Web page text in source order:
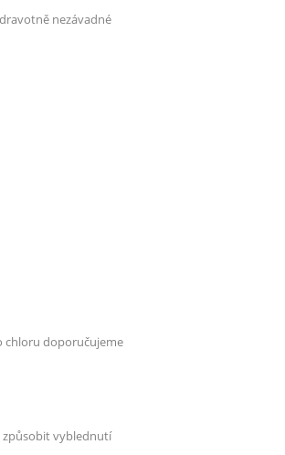
nezávadné
chloru doporučujeme
způsobit vyblednutí